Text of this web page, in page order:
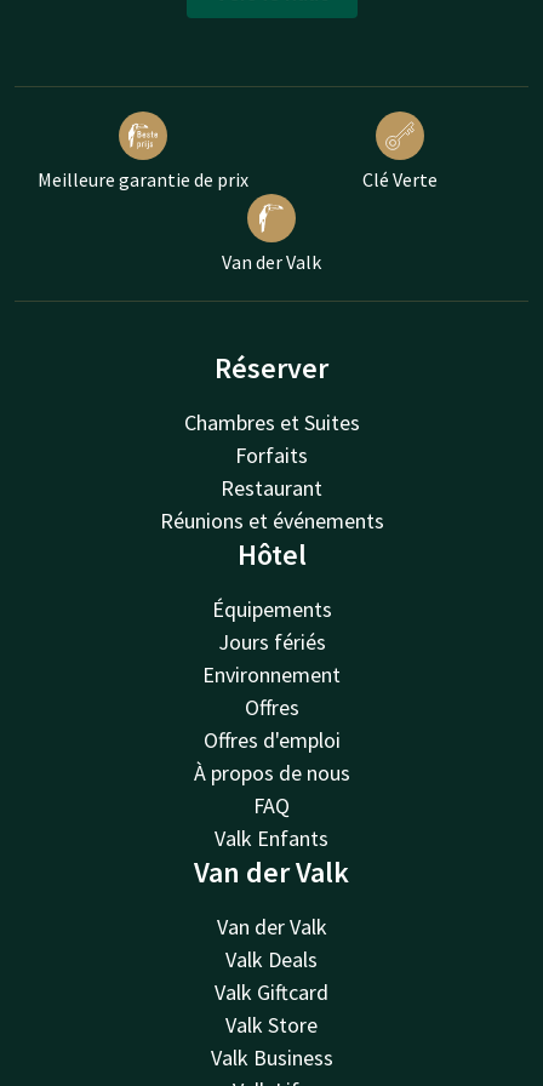
Meilleure garantie de prix Clé Verte
Van der Valk
Réserver
Chambres et Suites
Forfaits
Restaurant
Réunions et événements
Hôtel
Équipements
Jours fériés
Environnement
Offres
Offres d'emploi
À propos de nous
FAQ
Valk Enfants
Van der Valk
Van der Valk
Valk Deals
Valk Giftcard
Valk Store
Valk Business